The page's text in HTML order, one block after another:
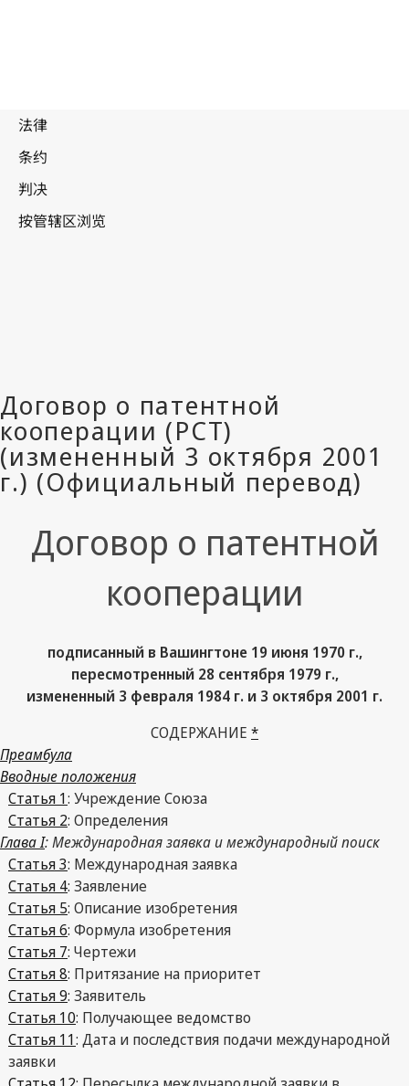
Договор о патентной
кооперации
подписанный в Вашингтоне 19 июня 1970 г.,
пересмотренный 28 сентября 1979 г.,
измененный 3 февраля 1984 г. и 3 октября 2001 г.
СОДЕРЖАНИЕ *
Преамбула
Вводные положения
Статья 1: Учреждение Союза
Статья 2: Определения
Глава I: Международная заявка и международный поиск
Статья 3: Международная заявка
Статья 4: Заявление
Статья 5: Описание изобретения
Статья 6: Формула изобретения
Статья 7: Чертежи
Статья 8: Притязание на приоритет
Статья 9: Заявитель
Статья 10: Получающее ведомство
Статья 11: Дата и последствия подачи международной
заявки